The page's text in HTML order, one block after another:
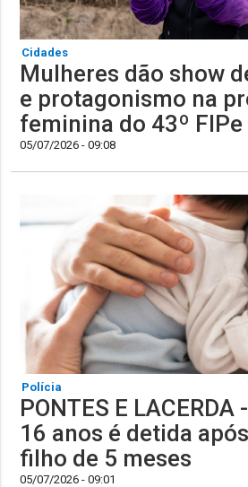
Cidades
Mulheres dão show
e protagonismo na
feminina do 43º FIPe
05/07/2026 - 09:08
Polícia
PONTES E
16 anos é detida
filho de 5 meses
05/07/2026 - 09:01